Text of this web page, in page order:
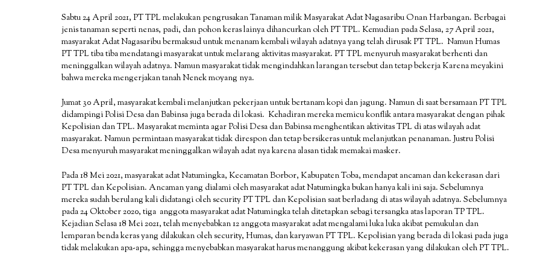
Sabtu 24 April 2021, PT TPL melakukan pengrusakan Tanaman milik Masyarakat Adat Nagasaribu Onan Harbangan. Berbagai
jenis tanaman seperti nenas, padi, dan pohon keras lainya dihancurkan oleh PT TPL. Kemudian pada Selasa, 27 April 2021,
masyarakat Adat Nagasaribu bermaksud untuk menanam kembali wilayah adatnya yang telah dirusak PT TPL. Namun Humas
PT TPL tiba tiba mendatangi masyarakat untuk melarang aktivitas masyarakat. PT TPL menyuruh masyarakat berhenti dan
meninggalkan wilayah adatnya. Namun masyarakat tidak mengindahkan larangan tersebut dan tetap bekerja Karena meyakini
bahwa mereka mengerjakan tanah Nenek moyang nya.
Jumat 30 April, masyarakat kembali melanjutkan pekerjaan untuk bertanam kopi dan jagung. Namun di saat bersamaan PT TPL
didampingi Polisi Desa dan Babinsa juga berada di lokasi. Kehadiran mereka memicu konflik antara masyarakat dengan pihak
Kepolisian dan TPL. Masyarakat meminta agar Polisi Desa dan Babinsa menghentikan aktivitas TPL di atas wilayah adat
masyarakat. Namun permintaan masyarakat tidak direspon dan tetap bersikeras untuk melanjutkan penanaman. Justru Polisi
Desa menyuruh masyarakat meninggalkan wilayah adat nya karena alasan tidak memakai masker.
Pada 18 Mei 2021, masyarakat adat Natumingka, Kecamatan Borbor, Kabupaten Toba, mendapat ancaman dan kekerasan dari
PT TPL dan Kepolisian. Ancaman yang dialami oleh masyarakat adat Natumingka bukan hanya kali ini saja. Sebelumnya
mereka sudah berulang kali didatangi oleh security PT TPL dan Kepolisian saat berladang di atas wilayah adatnya. Sebelumnya
pada 24 Oktober 2020, tiga anggota masyarakat adat Natumingka telah ditetapkan sebagi tersangka atas laporan TP TPL.
Kejadian Selasa 18 Mei 2021, telah menyebabkan 12 anggota masyarakat adat mengalami luka luka akibat pemukulan dan
lemparan benda keras yang dilakukan oleh security, Humas, dan karyawan PT TPL. Kepolisian yang berada di lokasi pada juga
tidak melakukan apa-apa, sehingga menyebabkan masyarakat harus menanggung akibat kekerasan yang dilakukan oleh PT TPL.